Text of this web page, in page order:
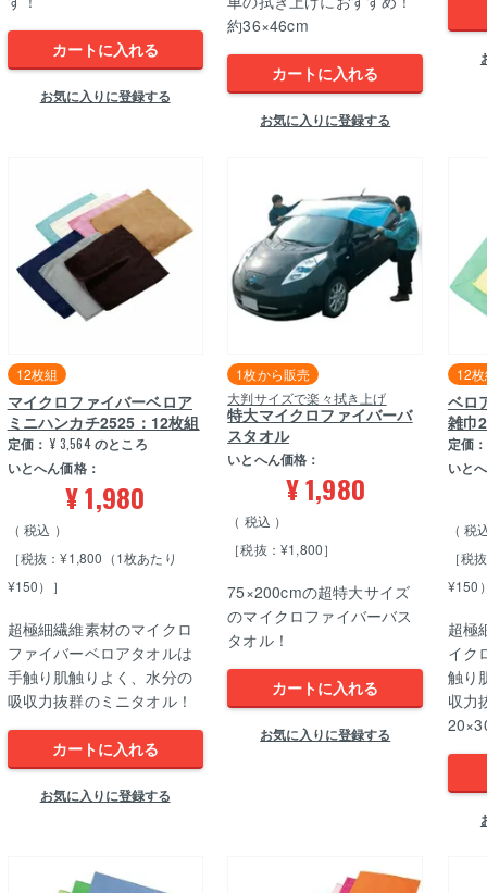
カートに入れる
お気に入りに登録する
約36×46cm
カートに入れる
お気に入りに登録する
12枚組
マイクロファイバーベロア
ミニハンカチ2525：12枚組
定価： ¥ 3,564のところ
いとへん価格：
¥1,980
税込
［税抜：¥1,800（1枚あたり
¥150）］
超極細繊維素材のマイクロ
ファイバーベロアタオルは
手触り肌触りよく、水分の
吸収力抜群のミニタオル！
カートに入れる
お気に入りに登録する
1枚から販売
大判サイズで楽々拭き上げ
特大マイクロファイバーバ
スタオル
いとへん価格：
¥1,980
税込
［税抜：¥1,800］
75×200cmの超特大サイズ
のマイクロファイバーバス
タオル！
カートに入れる
お気に入りに登録する
12
ベロ
雑巾
定価：
いと
税
［税
¥150
超極
イク
触り
収力